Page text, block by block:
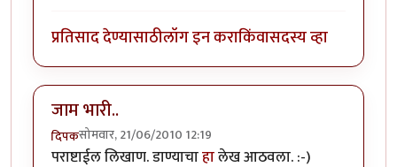
प्रतिसाद देण्यासाठीलॉग इन कराकिंवासदस्य व्हा
जाम भारी..
दिपकसोमवार, 21/06/2010 12:19
पराष्टाईल लिखाण. डाण्याचाहालेख आठवला. :-)